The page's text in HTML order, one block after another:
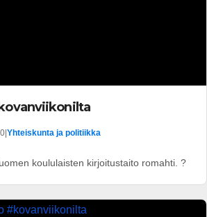
Yhteiskunta ja politiikka
koululaisten kirjoitustaito romahti. ?